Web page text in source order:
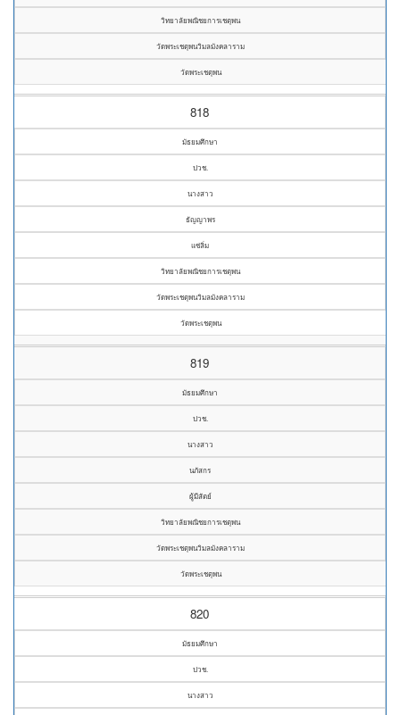
วิทยาลัยพณิชยการเชตุพน
วัดพระเชตุพนวิมลมังคลาราม
วัดพระเชตุพน
818
มัธยมศึกษา
ปวช.
นางสาว
ธัญญาพร
แซ่ลิ่ม
วิทยาลัยพณิชยการเชตุพน
วัดพระเชตุพนวิมลมังคลาราม
วัดพระเชตุพน
819
มัธยมศึกษา
ปวช.
นางสาว
นภัสกร
ผู้มีสัตย์
วิทยาลัยพณิชยการเชตุพน
วัดพระเชตุพนวิมลมังคลาราม
วัดพระเชตุพน
820
มัธยมศึกษา
ปวช.
นางสาว